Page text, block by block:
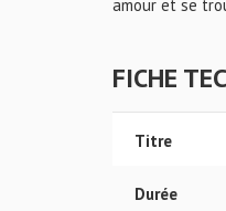
amour et se
FICHE
Titre
Durée